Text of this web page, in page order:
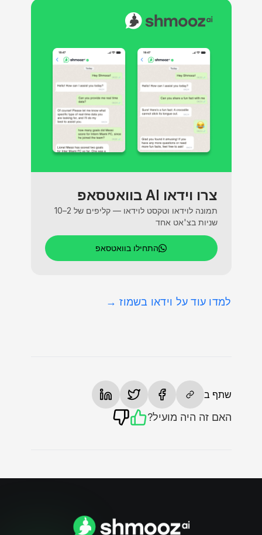
צרו וידאו AI בוואטסאפ
תמונה לוידאו וטקסט לוידאו — קליפים של 2–10
שניות בצ'אט אחד
התחילו בוואטסאפ
למדו עוד על וידאו בשמוז →
שתף ב
האם זה היה מועיל?